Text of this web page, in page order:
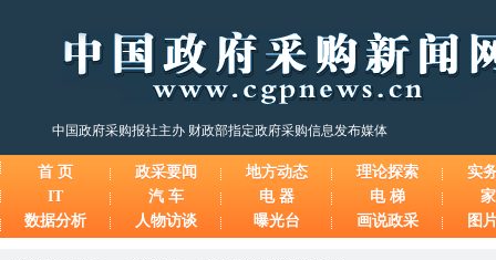
中国政府采购报社主办 财政部指定政府采购信息发布媒体
首 页 政采要闻 地方动态 理论探索
实
IT
汽 车 电 器 电 梯
数据分析
人物访谈 曝光台 画说政采 图